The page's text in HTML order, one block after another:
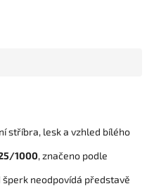
stříbra, lesk a vzhled bílého
1000, značeno podle
šperk neodpovídá představě